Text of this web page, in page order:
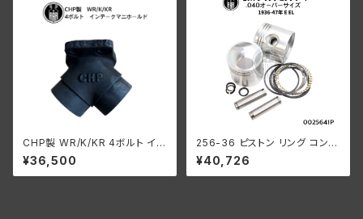
CHP製 WR/K/KR 4ボルト イン
テ ークマニホールド
¥36,500
256-36 ピストン リング コンプ
リート .040オーバーサイズ 19
36-47年 E/EL
¥40,726